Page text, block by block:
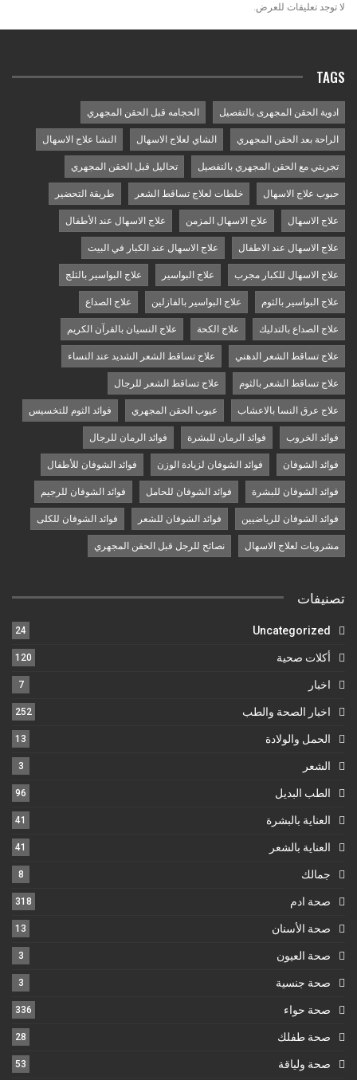
لا توجد تعليقات للعرض.
TAGS
ادوية الحقن المجهرى بالتفصيل الحجامه قبل الحقن المجهري
الراحة بعد الحقن المجهري الشاي لعلاج الاسهال النشا علاج الاسهال
تجربتي مع الحقن المجهري بالتفصيل تحاليل قبل الحقن المجهري
حبوب علاج الاسهال خلطات لعلاج تساقط الشعر طريقة التحضير
علاج الاسهال علاج الاسهال المزمن علاج الاسهال عند الأطفال
علاج الاسهال عند الاطفال علاج الاسهال عند الكبار في البيت
علاج الاسهال للكبار مجرب علاج البواسير علاج البواسير بالثلج
علاج البواسير بالثوم علاج البواسير بالفازلين علاج الصداع
علاج الصداع بالتدليك علاج الكحة علاج النسيان بالقرآن الكريم
علاج تساقط الشعر الدهني علاج تساقط الشعر الشديد عند النساء
علاج تساقط الشعر بالثوم علاج تساقط الشعر للرجال
علاج عرق النسا بالاعشاب عيوب الحقن المجهري فوائد الثوم للتخسيس
فوائد الخروب فوائد الرمان للبشرة فوائد الرمان للرجال
فوائد الشوفان فوائد الشوفان لزيادة الوزن فوائد الشوفان للأطفال
فوائد الشوفان للبشرة فوائد الشوفان للحامل فوائد الشوفان للرجيم
فوائد الشوفان للرياضيين فوائد الشوفان للشعر فوائد الشوفان للكلى
مشروبات لعلاج الاسهال نصائح للرجل قبل الحقن المجهري
تصنيفات
Uncategorized
24
أكلات صحية 120
اخبار 7
اخبار الصحة والطب 252
الحمل والولادة 13
الشعر 3
الطب البديل 96
العناية بالبشرة 41
العناية بالشعر 41
جمالك 8
صحة ادم 318
صحة الأسنان 13
صحة العيون 3
صحة جنسية 3
صحة حواء 336
صحة طفلك 28
صحة ولياقة 53